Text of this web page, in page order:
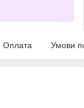
Оплата Умови